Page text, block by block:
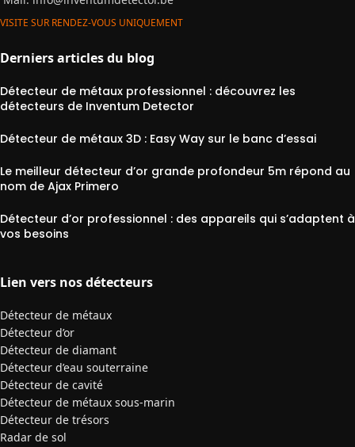
VISITE SUR RENDEZ-VOUS UNIQUEMENT
Derniers articles du blog
Détecteur de métaux professionnel : découvrez les
détecteurs de Inventum Detector
Détecteur de métaux 3D : Easy Way sur le banc d’essai
Le meilleur détecteur d’or grande profondeur 5m répond au
nom de Ajax Primero
Détecteur d’or professionnel : des appareils qui s’adaptent à
vos besoins
Lien vers nos détecteurs
Détecteur de métaux
Détecteur d’or
Détecteur de diamant
Détecteur d’eau souterraine
Détecteur de cavité
Détecteur de métaux sous-marin
Détecteur de trésors
Radar de sol